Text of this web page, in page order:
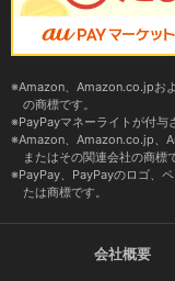
Amazon、Amazon.co.jpお
の商標です。
PayPayマネーライトが付与
Amazon、Amazon.co.jp、
またはその関連会社の商標
PayPay、PayPayのロゴ、
たは商標です。
会社概要